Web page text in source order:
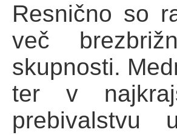
Resnično so
več
skupnosti.
ter v
prebivalstvu